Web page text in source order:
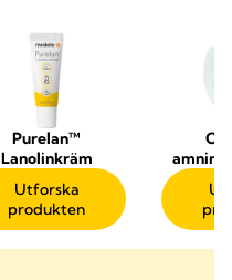
Purelan™
Lanolinkräm
Utforska
produkten